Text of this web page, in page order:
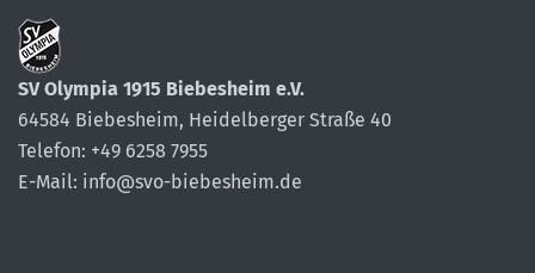
SV Olympia 1915 Biebesheim e.V.
64584 Biebesheim, Heidelberger Straße 40
Telefon: +49 6258 7955
E-Mail: info@svo-biebesheim.de